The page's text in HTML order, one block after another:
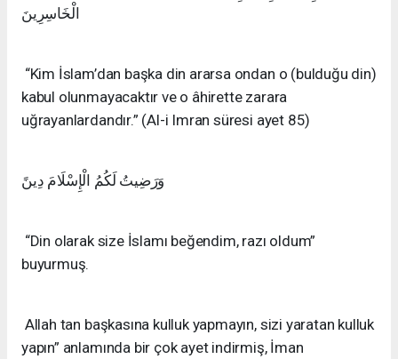
الْخَاسِرِينَ
“Kim İslam’dan başka din ararsa ondan o (bulduğu din)
kabul olun­mayacak­tır ve o âhirette za­rara
uğrayanlardandır.” (Al-i Imran süresi ayet 85)
وَرَضِيتُ لَكُمُ الْإِسْلَامَ دِينً
“Din olarak size İslamı beğendim, razı oldum”
buyurmuş.
Allah tan başkasına kulluk yapmayın, sizi yaratan kulluk
yapın” anlamında bir çok ayet indirmiş, İman